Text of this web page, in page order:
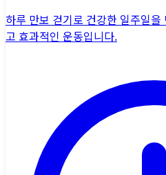
하루 만보 걷기로 건강한 일주일
고 효과적인 운동입니다.